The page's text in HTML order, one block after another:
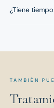
¿Tiene
TAMBIÉN